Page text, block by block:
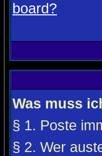
board?
Was muss
§ 1. Poste
§ 2. Wer